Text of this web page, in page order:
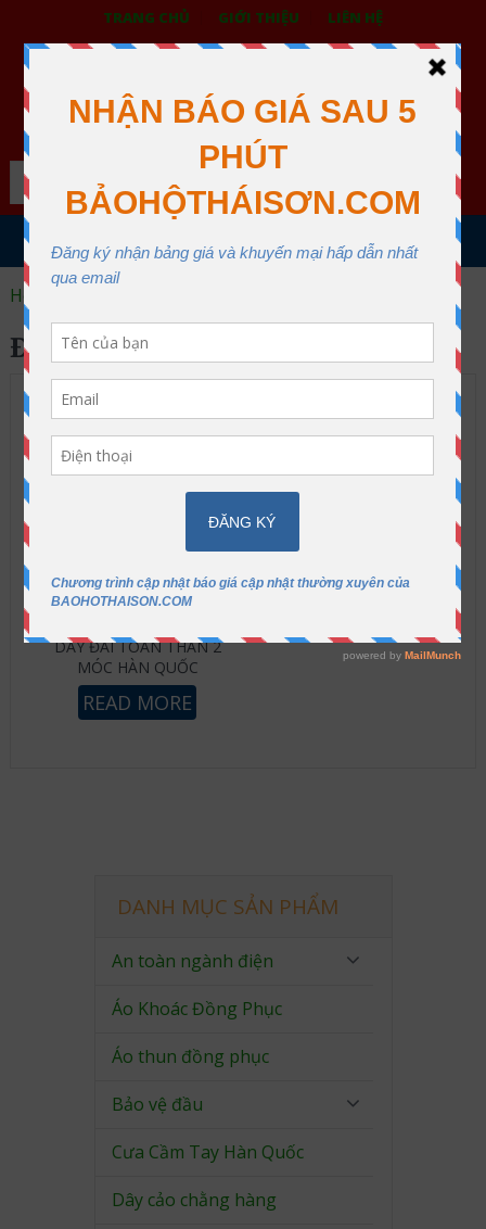
TRANG CHỦ GIỚI THIỆU LIÊN HỆ
BẢO HỘ LAO ĐỘNG THÁI SƠN
XƯỞNG MAY THÁI SƠN QUẬN 12
Search
MENU
Home
ĐAI TOÀN THÂN HÀN QUỐC
DÂY ĐAI TOÀN THÂN 2
MÓC HÀN QUỐC
READ MORE
DANH MỤC SẢN PHẨM
An toàn ngành điện
Áo Khoác Đồng Phục
Áo thun đồng phục
Bảo vệ đầu
Cưa Cầm Tay Hàn Quốc
Dây cảo chằng hàng